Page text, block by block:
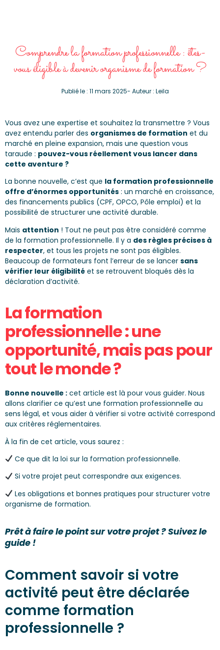
Comprendre la formation professionnelle : êtes-
vous éligible à devenir organisme de formation ?
Publié le : 11 mars 2025- Auteur : Leila
Vous avez une expertise et souhaitez la transmettre ? Vous
avez entendu parler des organismes de formation et du
marché en pleine expansion, mais une question vous
taraude : pouvez-vous réellement vous lancer dans
cette aventure ?
La bonne nouvelle, c’est que la formation professionnelle
offre d’énormes opportunités : un marché en croissance,
des financements publics (CPF, OPCO, Pôle emploi) et la
possibilité de structurer une activité durable.
Mais attention ! Tout ne peut pas être considéré comme
de la formation professionnelle. Il y a des règles précises à
respecter, et tous les projets ne sont pas éligibles.
Beaucoup de formateurs font l’erreur de se lancer sans
vérifier leur éligibilité et se retrouvent bloqués dès la
déclaration d’activité.
La formation
professionnelle : une
opportunité, mais pas pour
tout le monde ?
Bonne nouvelle : cet article est là pour vous guider. Nous
allons clarifier ce qu’est une formation professionnelle au
sens légal, et vous aider à vérifier si votre activité correspond
aux critères réglementaires.
À la fin de cet article, vous saurez :
Ce que dit la loi sur la formation professionnelle.
Si votre projet peut correspondre aux exigences.
Les obligations et bonnes pratiques pour structurer votre
organisme de formation.
Prêt à faire le point sur votre projet ? Suivez le
guide !
Comment savoir si votre
activité peut être déclarée
comme formation
professionnelle ?